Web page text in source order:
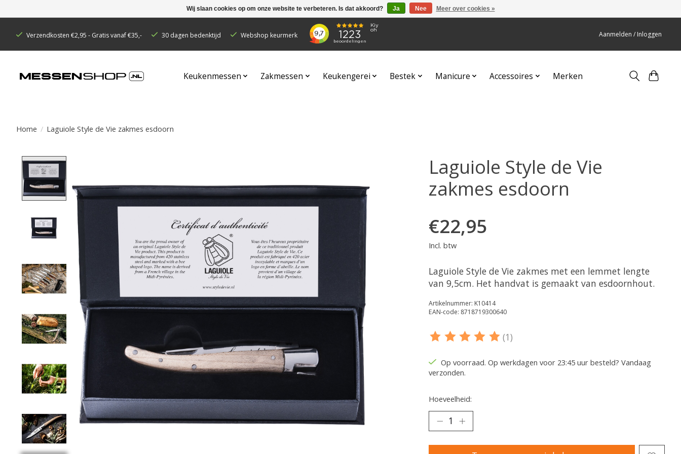
Verzendkosten €2,95 - Gratis vanaf €35,- 30 dagen bedenktijd Webshop keurmerk Aanmelden / Inloggen
Keukenmessen Zakmessen Keukengerei Bestek Manicure Accessoires Merken
Home / Laguiole Style de Vie zakmes esdoorn
Laguiole Style de Vie
zakmes esdoorn
€22,95
Incl. btw
Laguiole Style de Vie zakmes met een lemmet lengte
van 9,5cm. Het handvat is gemaakt van esdoornhout.
Artikelnummer: K10414
EAN-code: 8718719300640
De beoordeling van dit product is
(1)
Op voorraad. Op werkdagen voor 23:45 uur besteld? Vandaag
verzonden.
Hoeveelheid:
Wij slaan cookies op om onze website te verbeteren. Is dat akkoord? Ja Nee Meer over cookies »